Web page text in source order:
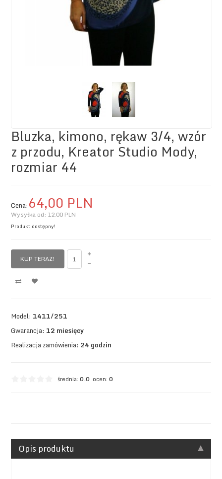
Bluzka, kimono, rękaw 3/4, wzór
z przodu, Kreator Studio Mody,
rozmiar 44
Cena:64,00 PLN
Wysyłka od: 12.00 PLN
Produkt dostępny!
KUP TERAZ!
Model: 1411/251
Gwarancja: 12 miesięcy
Realizacja zamówienia: 24 godzin
średnia:0.0 ocen:0
Opis produktu